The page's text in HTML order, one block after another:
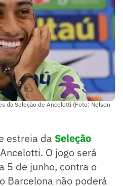
da Seleção de Ancelotti (Foto: Nelson
estreia da Seleção
O jogo será
5 de junho, contra o
Barcelona não poderá